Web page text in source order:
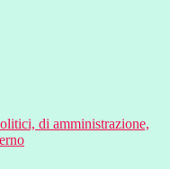
di amministrazione,